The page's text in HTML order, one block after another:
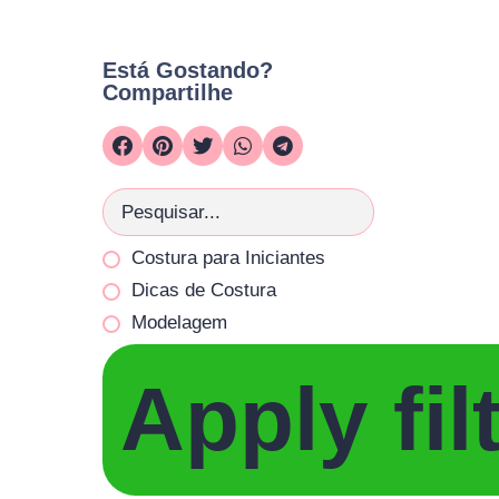
Está Gostando?
Compartilhe
Costura para Iniciantes
Dicas de Costura
Modelagem
Apply